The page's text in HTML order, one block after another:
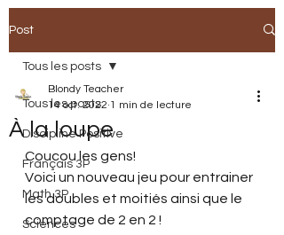
Post
Tous les posts
Discipline Positive
Français 3P
Math 3P
Sciences
Tous les posts
À la loupe
Blondy Teacher
14 oct. 2022 1 min de lecture
Coucou les gens!
Voici un nouveau jeu pour entrainer
les doubles et moitiés ainsi que le
comptage de 2 en 2 !